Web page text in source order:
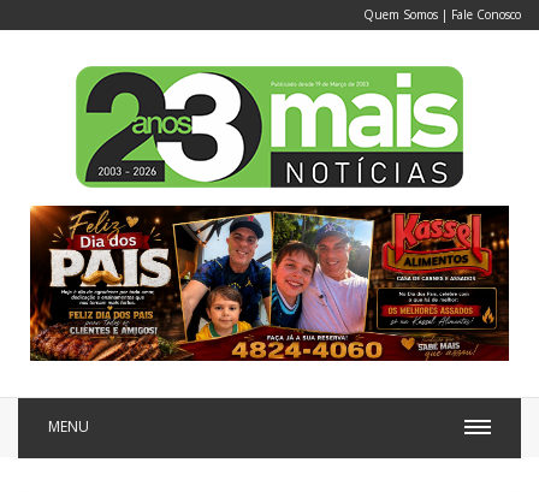
Quem Somos | Fale Conosco
MENU